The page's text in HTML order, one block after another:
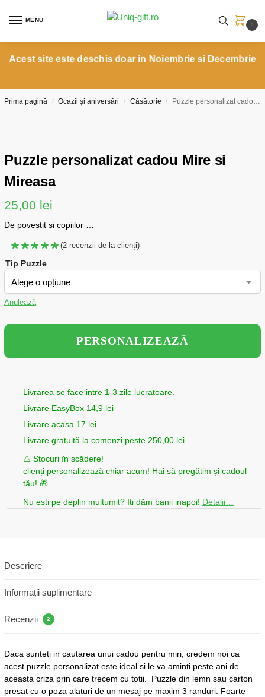
MENU
0
Acest site este deschis doar in Noiembrie si Decembrie
Prima pagină / Ocazii și aniversări / Căsătorie / Puzzle personalizat cadou Mire si Mireasa
Puzzle personalizat cadou Mire si
Mireasa
25,00 lei
De povestit si copiilor …
(2 recenzii de la clienți)
Tip Puzzle
Anulează
PERSONALIZEAZĂ
Livrarea se face intre 1-3 zile lucratoare.
Livrare EasyBox 14,9 lei
Livrare acasa 17 lei
Livrare gratuită la comenzi peste 250,00 lei
⚠️ Stocuri în scădere!
clienți personalizează chiar acum! Hai să pregătim și cadoul
tău! 🎁
Nu esti pe deplin multumit? Iti dăm banii inapoi! Detalii…
Descriere
Informații suplimentare
Recenzii 2
Daca sunteti in cautarea unui cadou pentru miri, credem noi ca
acest puzzle personalizat este ideal si le va aminti peste ani de
aceasta criza prin care trecem cu totii. Puzzle din lemn sau carton
presat cu o poza alaturi de un mesaj pe maxim 3 randuri. Foarte